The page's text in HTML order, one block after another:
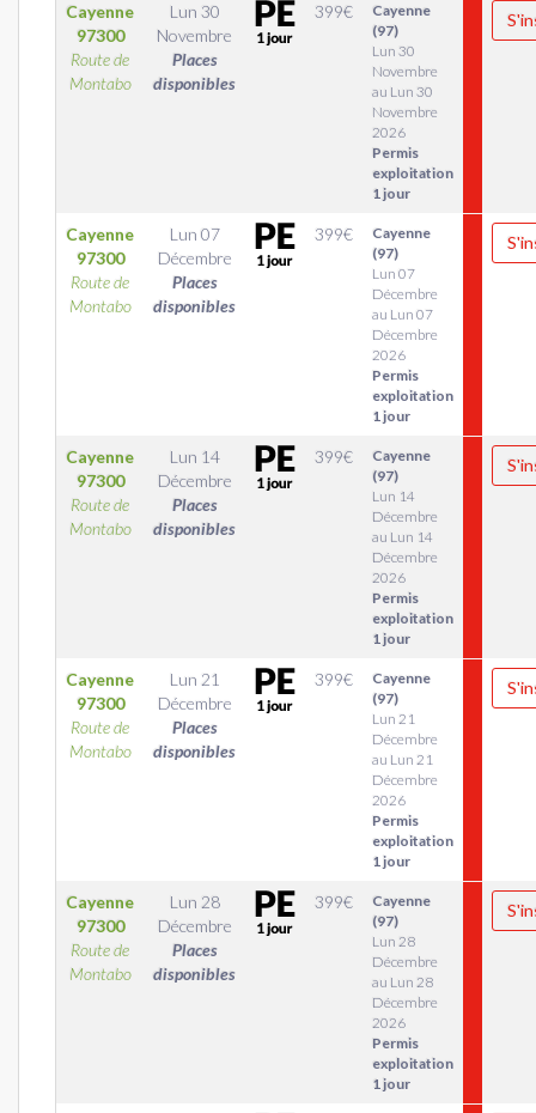
Cayenne
97300
Route de
Montabo
Lun 30
Novembre
Places
disponibles
399€
Cayenne
(97)
Lun 30
Novembre
au Lun 30
Novembre
2026
Permis
exploitation
1 jour
Cayenne
97300
Route de
Montabo
Lun 07
Décembre
Places
disponibles
399€
Cayenne
(97)
Lun 07
Décembre
au Lun 07
Décembre
2026
Permis
exploitation
1 jour
Cayenne
97300
Route de
Montabo
Lun 14
Décembre
Places
disponibles
399€
Cayenne
(97)
Lun 14
Décembre
au Lun 14
Décembre
2026
Permis
exploitation
1 jour
Cayenne
97300
Route de
Montabo
Lun 21
Décembre
Places
disponibles
399€
Cayenne
(97)
Lun 21
Décembre
au Lun 21
Décembre
2026
Permis
exploitation
1 jour
Cayenne
97300
Route de
Montabo
Lun 28
Décembre
Places
disponibles
399€
Cayenne
(97)
Lun 28
Décembre
au Lun 28
Décembre
2026
Permis
exploitation
1 jour